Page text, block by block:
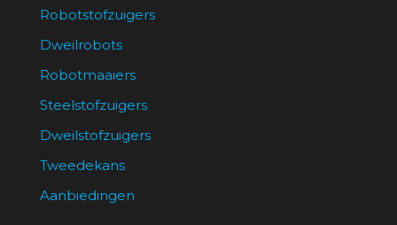
Robotstofzuigers
Dweilrobots
Robotmaaiers
Steelstofzuigers
Dweilstofzuigers
Tweedekans
Aanbiedingen